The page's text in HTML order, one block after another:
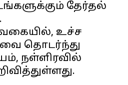
தேர்தல்
வகையில், உச்ச
தொடர்ந்து
நள்ளிரவில்